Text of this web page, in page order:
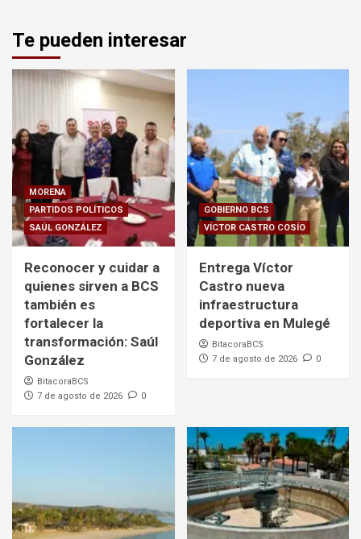
Te pueden interesar
MORENA
PARTIDOS POLÍTICOS
SAÚL GONZÁLEZ
Reconocer y cuidar a
quienes sirven a BCS
también es
fortalecer la
transformación: Saúl
González
BitacoraBCS
7 de agosto de 2026
0
GOBIERNO BCS
VÍCTOR CASTRO COSÍO
Entrega Víctor
Castro nueva
infraestructura
deportiva en Mulegé
BitacoraBCS
7 de agosto de 2026
0